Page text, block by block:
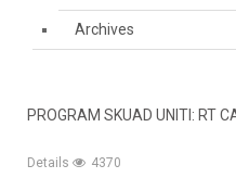
Archives
PROGRAM SKUAD UNITI: RT
Details 4370